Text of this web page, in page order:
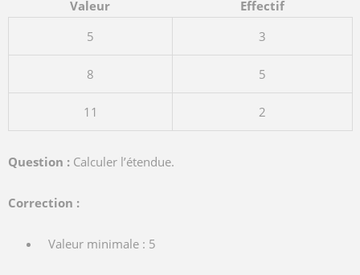
Valeur
Effectif
5
3
8 5
11 2
Question : Calculer l’étendue.
Correction :
Valeur minimale : 5